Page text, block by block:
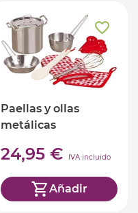
Paellas y ollas
metálicas
24,95 € IVA incluido
Añadir